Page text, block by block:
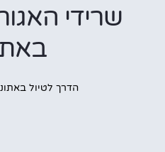
האגורה
באתונה
הדרך לטיול באתונה